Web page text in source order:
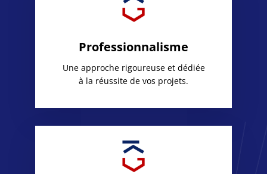
Professionnalisme
Une approche rigoureuse et dédiée
à la réussite de vos projets.